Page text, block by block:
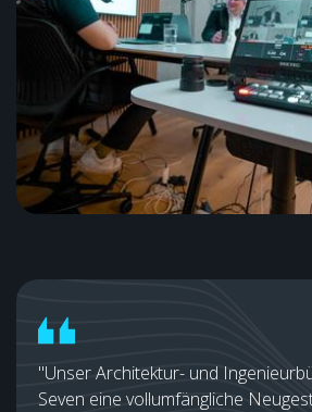
"Unser Architektur- und
Seven eine vollumfängliche